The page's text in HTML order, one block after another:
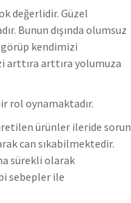
değerlidir. Güzel
Bunun dışında olumsuz
görüp kendimizi
arttıra arttıra yolumuza
rol oynamaktadır.
ürünler ileride sorun
can sıkabilmektedir.
sürekli olarak
sebepler ile